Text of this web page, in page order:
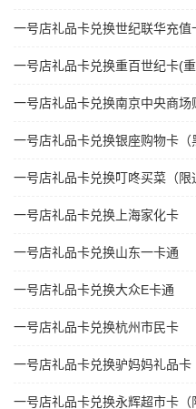
一号店礼品卡兑换世纪联华充值
一号店礼品卡兑换重百世纪卡(
一号店礼品卡兑换南京中央商场
一号店礼品卡兑换银座购物卡（
一号店礼品卡兑换叮咚买菜（限
一号店礼品卡兑换上海家化卡
一号店礼品卡兑换山东一卡通
一号店礼品卡兑换大众E卡通
一号店礼品卡兑换杭州市民卡
一号店礼品卡兑换驴妈妈礼品卡
一号店礼品卡兑换永辉超市卡（